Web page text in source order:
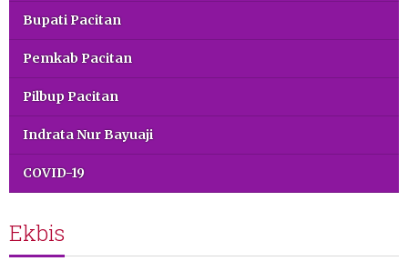
Bupati Pacitan
Pemkab Pacitan
Pilbup Pacitan
Indrata Nur Bayuaji
COVID-19
Ekbis